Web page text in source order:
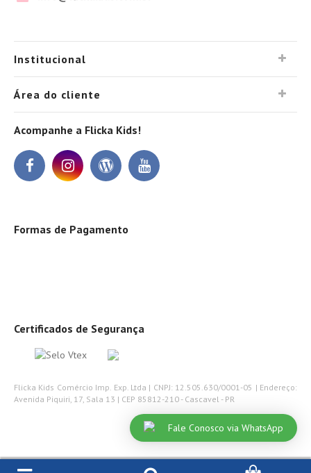
Institucional
Área do cliente
Acompanhe a Flicka Kids!
Formas de Pagamento
Certificados de Segurança
Flicka Kids Comércio Imp. Exp. Ltda | CNPJ: 12.505.630/0001-05 | Endereço:
Avenida Piquiri, 17, Sala 13 | CEP 85812-210 - Cascavel - PR
Fale Conosco via WhatsApp